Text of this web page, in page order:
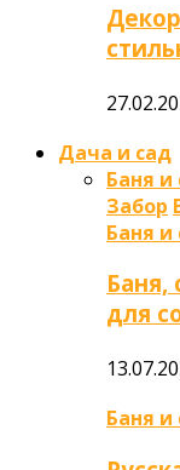
Дача и сад
Баня и
Забор
Баня и
Баня,
для
Баня и